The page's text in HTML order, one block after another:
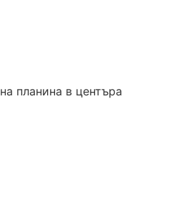
планина в центъра